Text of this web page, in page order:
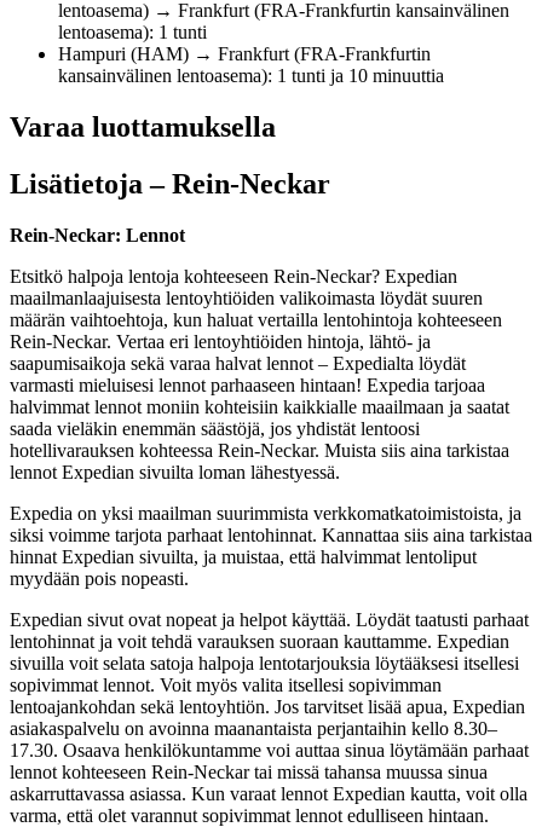
lentoasema) → Frankfurt (FRA-Frankfurtin kansainvälinen
lentoasema): 1 tunti
Hampuri (HAM) → Frankfurt (FRA-Frankfurtin
kansainvälinen lentoasema): 1 tunti ja 10 minuuttia
Varaa luottamuksella
Lisätietoja – Rein-Neckar
Rein-Neckar: Lennot
Etsitkö halpoja lentoja kohteeseen Rein-Neckar? Expedian
maailmanlaajuisesta lentoyhtiöiden valikoimasta löydät suuren
määrän vaihtoehtoja, kun haluat vertailla lentohintoja kohteeseen
Rein-Neckar. Vertaa eri lentoyhtiöiden hintoja, lähtö- ja
saapumisaikoja sekä varaa halvat lennot – Expedialta löydät
varmasti mieluisesi lennot parhaaseen hintaan! Expedia tarjoaa
halvimmat lennot moniin kohteisiin kaikkialle maailmaan ja saatat
saada vieläkin enemmän säästöjä, jos yhdistät lentoosi
hotellivarauksen kohteessa Rein-Neckar. Muista siis aina tarkistaa
lennot Expedian sivuilta loman lähestyessä.
Expedia on yksi maailman suurimmista verkkomatkatoimistoista, ja
siksi voimme tarjota parhaat lentohinnat. Kannattaa siis aina tarkistaa
hinnat Expedian sivuilta, ja muistaa, että halvimmat lentoliput
myydään pois nopeasti.
Expedian sivut ovat nopeat ja helpot käyttää. Löydät taatusti parhaat
lentohinnat ja voit tehdä varauksen suoraan kauttamme. Expedian
sivuilla voit selata satoja halpoja lentotarjouksia löytääksesi itsellesi
sopivimmat lennot. Voit myös valita itsellesi sopivimman
lentoajankohdan sekä lentoyhtiön. Jos tarvitset lisää apua, Expedian
asiakaspalvelu on avoinna maanantaista perjantaihin kello 8.30–
17.30. Osaava henkilökuntamme voi auttaa sinua löytämään parhaat
lennot kohteeseen Rein-Neckar tai missä tahansa muussa sinua
askarruttavassa asiassa. Kun varaat lennot Expedian kautta, voit olla
varma, että olet varannut sopivimmat lennot edulliseen hintaan.